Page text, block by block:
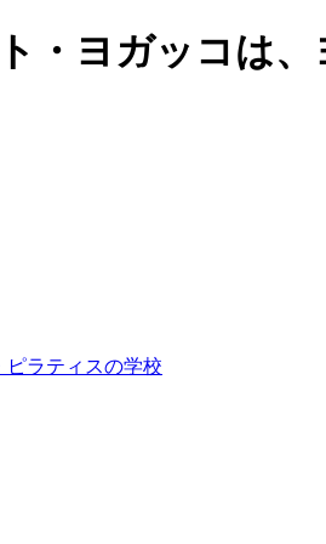
・ヨガッコは
ピラティスの学校